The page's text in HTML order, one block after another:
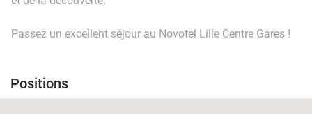
Passez un excellent séjour au Novotel Lille Centre Gares !
Positions